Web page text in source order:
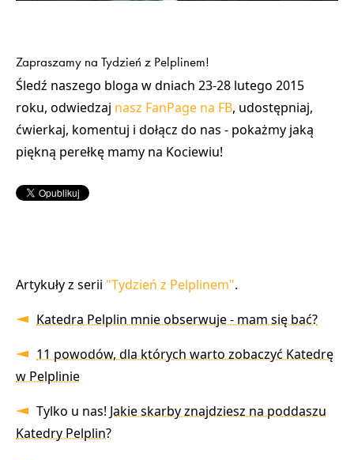
Zapraszamy na Tydzień z Pelplinem!
Śledź naszego bloga w dniach 23-28 lutego 2015
roku, odwiedzaj nasz FanPage na FB, udostępniaj,
ćwierkaj, komentuj i dołącz do nas - pokażmy jaką
piękną perełkę mamy na Kociewiu!
Artykuły z serii "Tydzień z Pelplinem".
Katedra Pelplin mnie obserwuje - mam się bać?
11 powodów, dla których warto zobaczyć Katedrę
w Pelplinie
Tylko u nas! Jakie skarby znajdziesz na poddaszu
Katedry Pelplin?